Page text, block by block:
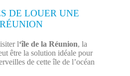
DE LOUER UNE
l‘île de la Réunion, la
être la solution idéale pour
de cette île de l’océan